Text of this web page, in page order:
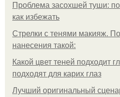
Проблема засохшей туши:
как избежать
Стрелки с тенями макияж.
нанесения такой:
Какой цвет теней подходит
подходят для карих глаз
Лучший оригинальный